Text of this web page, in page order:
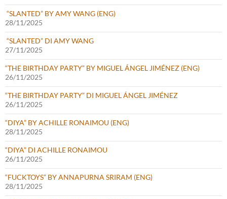
“SLANTED” BY AMY WANG (ENG)
28/11/2025
“SLANTED” DI AMY WANG
27/11/2025
“THE BIRTHDAY PARTY” BY MIGUEL ÁNGEL JIMÉNEZ (ENG)
26/11/2025
“THE BIRTHDAY PARTY” DI MIGUEL ÁNGEL JIMÉNEZ
26/11/2025
“DIYA” BY ACHILLE RONAIMOU (ENG)
28/11/2025
“DIYA” DI ACHILLE RONAIMOU
26/11/2025
“FUCKTOYS” BY ANNAPURNA SRIRAM (ENG)
28/11/2025